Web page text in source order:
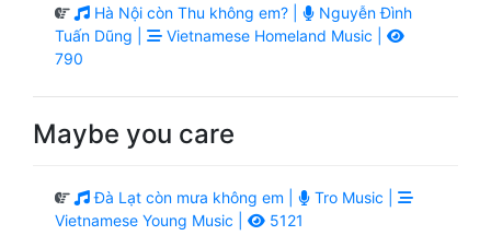
Hà Nội còn Thu không em? |
Nguyễn Đình
Tuấn Dũng |
Vietnamese Homeland Music |
790
Maybe you care
Đà Lạt còn mưa không em |
Tro Music |
Vietnamese Young Music |
5121